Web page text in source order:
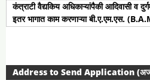
कंत्राटी वैद्यकिय अधिकाऱ्यांपैकी आदिवासी व
इतर भागात काम करणाऱ्या बी.ए.एम.एस.
Address to Send Application (अर्ज